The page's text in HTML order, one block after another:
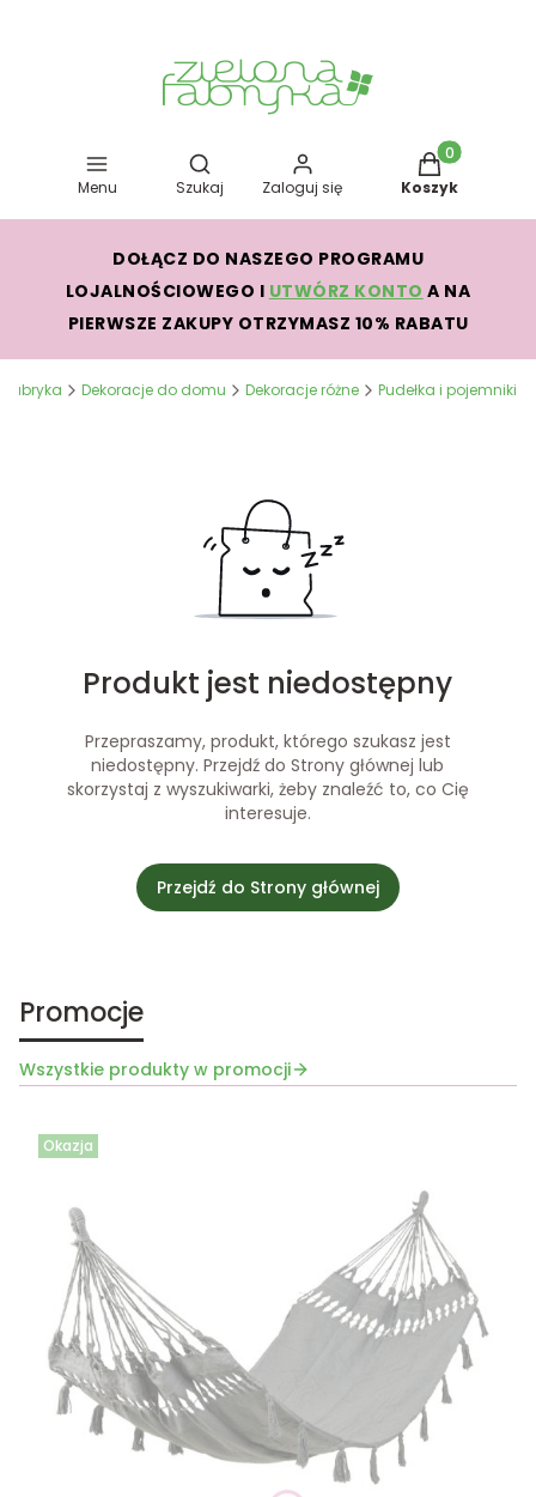
Menu
Otwórz wyszukiwarkę
Szukaj Zaloguj się
Produkty w
Koszyk
DOŁĄCZ DO NASZEGO PROGRAMU
LOJALNOŚCIOWEGO I UTWÓRZ KONTO A NA
PIERWSZE ZAKUPY OTRZYMASZ 10% RABATU
Dekoracje do domu Dekoracje różne Pudełka i pojemniki
Produkt jest niedostępny
Przepraszamy, produkt, którego szukasz jest
niedostępny. Przejdź do Strony głównej lub
skorzystaj z wyszukiwarki, żeby znaleźć to, co Cię
interesuje.
Przejdź do Strony głównej
Promocje
Wszystkie produkty w promocji
Okazja